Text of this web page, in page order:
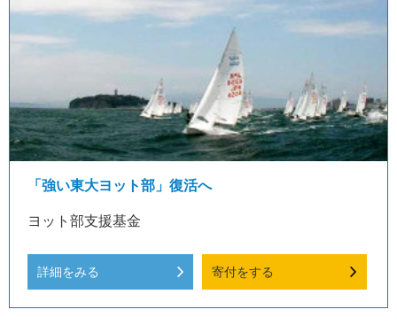
「強い東大ヨット部」復活へ
ヨット部支援基金
詳細をみる 寄付をする